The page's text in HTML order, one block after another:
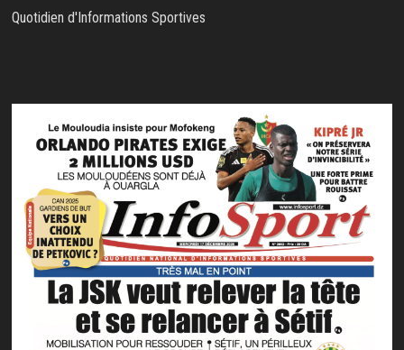
Quotidien d'Informations Sportives